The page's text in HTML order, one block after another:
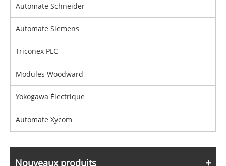
Automate Schneider
Automate Siemens
Triconex PLC
Modules Woodward
Yokogawa Électrique
Automate Xycom
Nouveaux produits